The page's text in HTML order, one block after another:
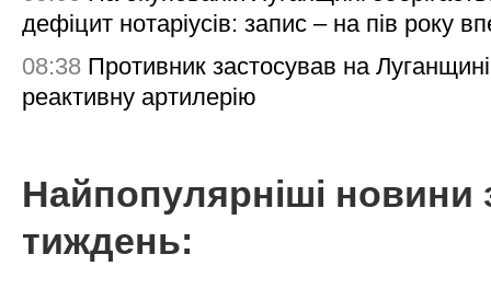
дефіцит нотаріусів: запис – на пів року
08:38 Противник застосував на Луганщині
реактивну артилерію
Найпопулярніші новини
тиждень: